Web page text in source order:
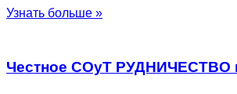
Узнать больше »
Честное СОуТ РУДНИЧЕСТВО